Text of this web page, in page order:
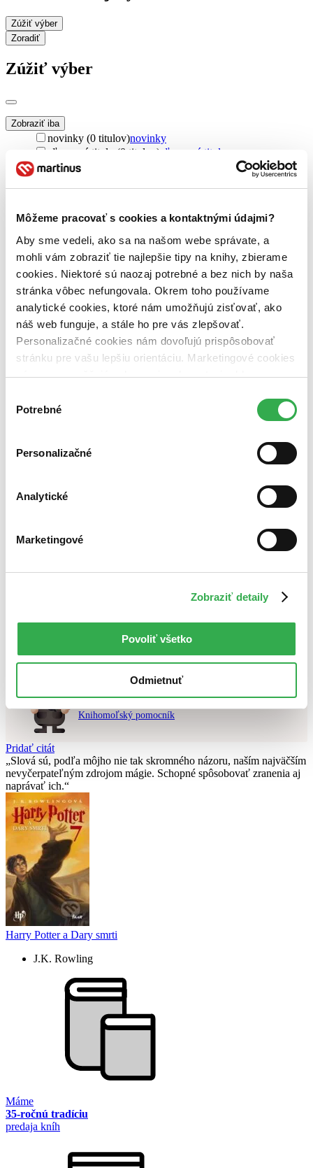
Môžeme pracovať s cookies a kontaktnými údajmi?
Aby sme vedeli, ako sa na našom webe správate, a
mohli vám zobraziť tie najlepšie tipy na knihy, zbierame
cookies. Niektoré sú naozaj potrebné a bez nich by naša
stránka vôbec nefungovala. Okrem toho používame
analytické cookies, ktoré nám umožňujú zisťovať, ako
náš web funguje, a stále ho pre vás zlepšovať.
Personalizačné cookies nám dovoľujú prispôsobovať
stránku pre vašu lepšiu orientáciu. Marketingové cookies
nám zas umožňujú zobrazenie relevantnej reklamy.
nám pomohlo, keby sme mohli používať všetky tieto
súhlasu
Potrebné
Personalizačné
Analytické
Marketingové
Zobraziť detaily
Povoliť všetko
Odmietnuť
Zúžiť výber
Zoradiť
Zúžiť výber
Zobraziť iba
novinky (0 titulov)novinky
zľavnené tituly (0 titulov) zľavnené tituly
Dostupnosť
na centrálnom sklade (0 titulov)na centrálnom sklade
pripravujeme (0 titulov)pripravujeme
dostupná (bez vypredaných) (0 titulov)
dostupná (bez
vypredaných)
Nové / čítané
nová (0 titulov)nová
čítaná (0 titulov)čítaná
čítaná - výborný stav (0 titulov)čítaná - výborný stav
čítaná - mierne opotrebovaná (0 titulov)čítaná - mierne
opotrebovaná
čítané verzie vypredaných kníh (0 titulov)čítané verzie
vypredaných kníh
Top hodnotené
Najlacnejšie
Nebol nájdenýžiadny titulvyhovujúci zadaným podmienkam.
Skúste prosím zmeniť vyhľadávaný výraz.
Chcete poradiť knihu?
Náš pomocník Sherlock vám ju s radosťou vypátra!
Knihomoľský pomocník
Pridať citát
Slová sú, podľa môjho nie tak skromného názoru, naším najväčším
nevyčerpateľným zdrojom mágie. Schopné spôsobovať zranenia aj
naprávať ich.
Harry Potter a Dary smrti
J.K. Rowling
Máme
35-ročnú tradíciu
predaja kníh